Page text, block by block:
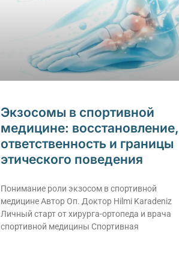
Экзосомы в спортивной
медицине: восстановление,
ответственность и границы
этического поведения
Понимание роли экзосом в спортивной
медицине Автор Оп. Доктор Hilmi Karadeniz
Личный старт от хирурга-ортопеда и врача
спортивной медицины Спортивная